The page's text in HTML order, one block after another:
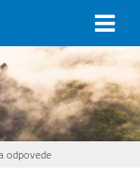
odpovede